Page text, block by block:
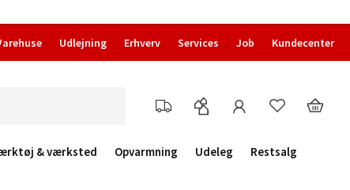
Udlejning Erhverv Services Job Kundecenter
& værksted Opvarmning Udeleg
Restsalg